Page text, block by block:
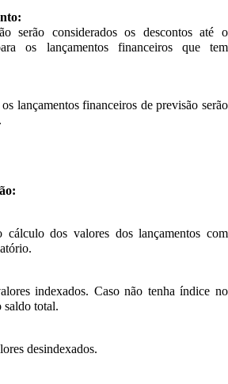
serão considerados os descontos até o
os lançamentos financeiros que tem
lançamentos financeiros de previsão serão
cálculo dos valores dos lançamentos com
indexados. Caso não tenha índice no
saldo total.
desindexados.